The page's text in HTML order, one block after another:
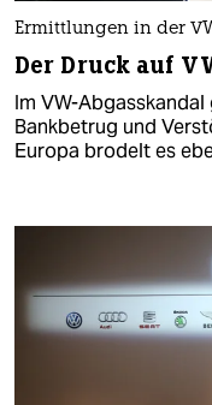
Ermittlungen in der
Der Druck auf
Im VW-
Bankbetrug und
Europa brodelt es